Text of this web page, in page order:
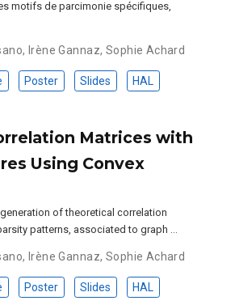
motifs de parcimonie spécifiques,
, Irène Gannaz, Sophie Achard
Poster Slides HAL
Matrices with
Using Convex
of theoretical correlation
patterns, associated to graph …
, Irène Gannaz, Sophie Achard
Poster Slides HAL